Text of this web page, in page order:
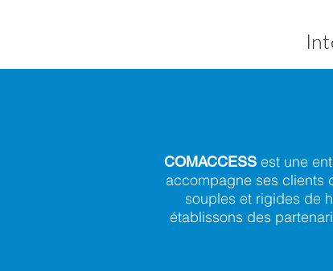
COMACCESSest une
accompagne ses clients
souples et rigides de
établissons des